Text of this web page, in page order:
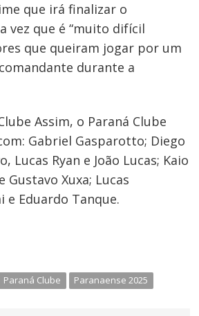
que irá finalizar o
vez que é “muito difícil
que queiram jogar por um
durante a
Assim, o Paraná Clube
Gabriel Gasparotto; Diego
Lucas Ryan e João Lucas; Kaio
Gustavo Xuxa; Lucas
e Eduardo Tanque.
Paraná Clube Paranaense 2025